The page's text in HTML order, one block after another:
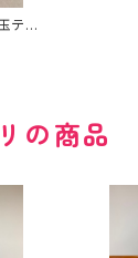
ティ
ー
の商品